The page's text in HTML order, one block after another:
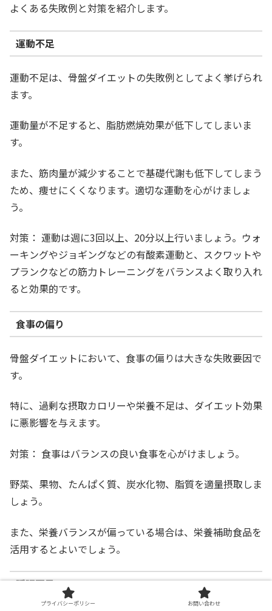
よくある失敗例と対策を紹介します。
運動不足
運動不足は、骨盤ダイエットの失敗例としてよく挙げられ
ます。
運動量が不足すると、脂肪燃焼効果が低下してしまいま
す。
また、筋肉量が減少することで基礎代謝も低下してしまう
ため、痩せにくくなります。適切な運動を心がけましょ
う。
対策： 運動は週に3回以上、20分以上行いましょう。ウォ
ーキングやジョギングなどの有酸素運動と、スクワットや
プランクなどの筋力トレーニングをバランスよく取り入れ
ると効果的です。
食事の偏り
骨盤ダイエットにおいて、食事の偏りは大きな失敗要因で
す。
特に、過剰な摂取カロリーや栄養不足は、ダイエット効果
に悪影響を与えます。
対策： 食事はバランスの良い食事を心がけましょう。
野菜、果物、たんぱく質、炭水化物、脂質を適量摂取しま
しょう。
また、栄養バランスが偏っている場合は、栄養補助食品を
活用するとよいでしょう。
睡眠不足
プライバシーポリシー お問い合わせ